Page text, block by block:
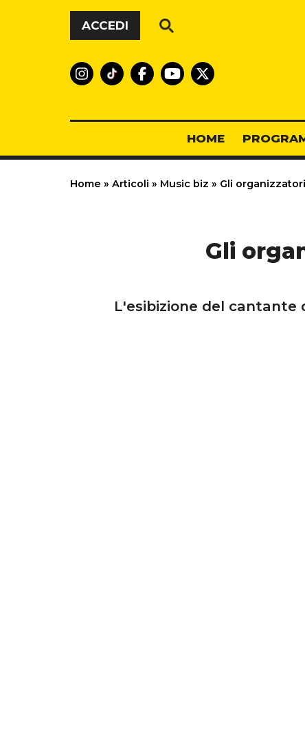
Vai al contenuto
ACCEDI
HOME
Home » Articoli » Music biz » Gli
Gli
L'esibizione del cantante